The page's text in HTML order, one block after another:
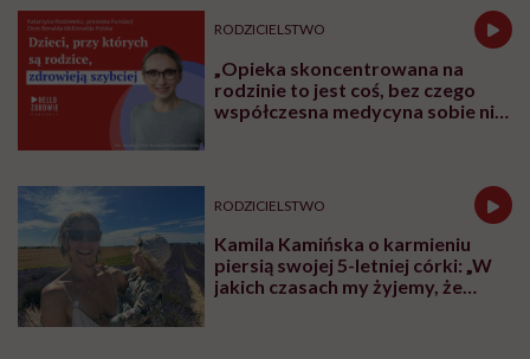
RODZICIELSTWO
„Opieka skoncentrowana na
rodzinie to jest coś, bez czego
współczesna medycyna sobie nie
RODZICIELSTWO
Kamila Kamińska o karmieniu
piersią swojej 5-letniej córki: „W
jakich czasach my żyjemy, że